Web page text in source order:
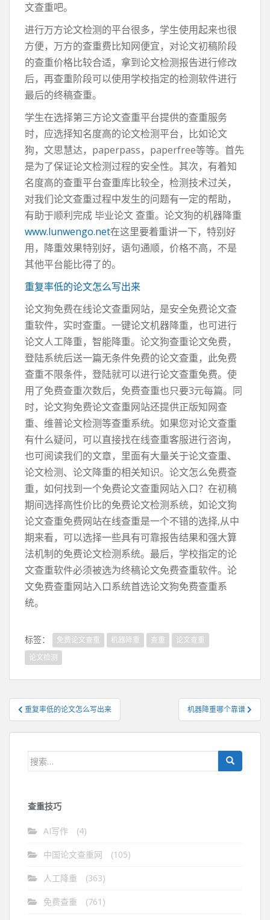
文查重吧。
进行万方论文检测的平台很多，学生使用起来也很
方便，万方的查重费比知网便宜，对论文初稿阶段
的查重价格比较合适，拿到论文检测报告进行修改
后，再查重阶段可以使用学校指定的检测软件进行
最后的终稿查重。
学生在选择第三方论文查重平台提供的查重服务
时，应选择知名度高的论文检测平台，比如论文
狗，文思慧达，paperpass，paperfree等等。首先
是为了保证论文检测过程的安全性。其次，有着知
名度高的查重平台查重库比较全，检测技术过关，
对我们论文查重过程中发生的问题有一定的帮助，
有助于顺利完成 毕业论文 查重。论文狗的机器降重
www.lunwengo.net在这里要着重讲一下，特别好
用，降重效果特别好，语句通顺，价格不高，不是
其他平台能比得了的。
重复率低的论文怎么写出来
论文狗免费在线论文查重网站，是安全免费论文查
重软件，实时查重。一键论文机器降重，也可进行
论文人工降重，智能降重。论文狗查重论文免费，
登陆系统后送一篇无条件免费的论文查重，此免费
查重不限条件，登陆就可以进行论文查重免费。使
用了免费查重次数后，免费查重也只要3元每篇。同
时，论文狗免费论文查重网站还提供正版知网查
重、维普论文检测等查重系统。如果您对论文查重
有什么疑问，可以直接找在线查重客服进行咨询，
也可阅读我们的文章，里面有大量关于论文查重、
论文检测、论文降重的相关知识。论文怎么免费查
重，如何找到一个免费论文查重网站入口？在初稿
期间选择高性价比的免费论文检测系统，如论文狗
论文查重免费网站在线查重是一个不错的选择,从中
期来看，可以选择一些具有可靠报告结果和强大算
法机制的免费论文检测系统。最后，学校指定的论
文查重软件必须被选为终稿论文免费查重软件。论
文免费查重网站入口系统首选论文狗免费查重系
统。
标签： 免费论文查重 机器降重 查重
论文查重
论文检测
文
章
导
重复率低的论文怎么写出来 机器降重哪个靠谱
搜
查重技巧
AI写作 (4)
中国论文查重网 (105)
人工降重 (363)
免费查重 (761)